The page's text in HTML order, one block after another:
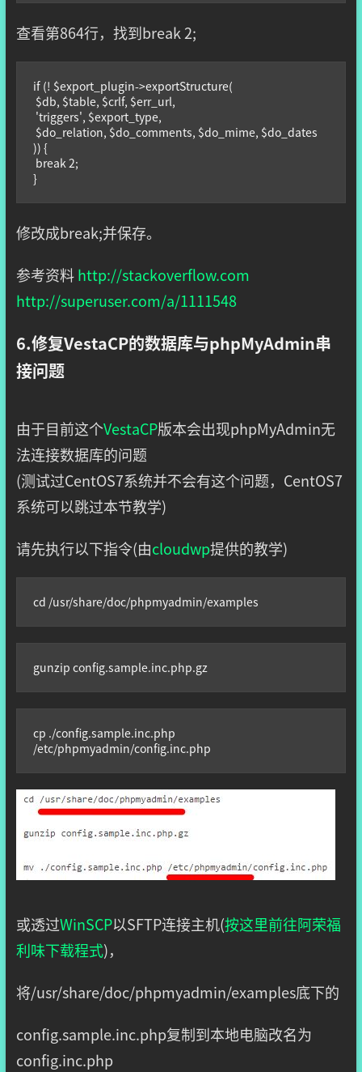
查看第864行，找到break 2;
if (! $export_plugin->exportStructure(
)) {
}
修改成break;并保存。
参考资料http://stackoverflow.com
http://superuser.com/a/1111548
6.修复VestaCP的数据库与phpMyAdmin串
接问题
由于目前这个VestaCP版本会出现phpMyAdmin无
法连接数据库的问题
(测试过CentOS7系统并不会有这个问题，CentOS7
系统可以跳过本节教学)
请先执行以下指令(由cloudwp提供的教学)
cd /usr/share/doc/phpmyadmin/examples
gunzip config.sample.inc.php.gz
cp ./config.sample.inc.php
/etc/phpmyadmin/config.inc.php
或透过WinSCP以SFTP连接主机(按这里前往阿荣福
利味下载程式)，
将/usr/share/doc/phpmyadmin/examples底下的
config.sample.inc.php复制到本地电脑改名为
config.inc.php